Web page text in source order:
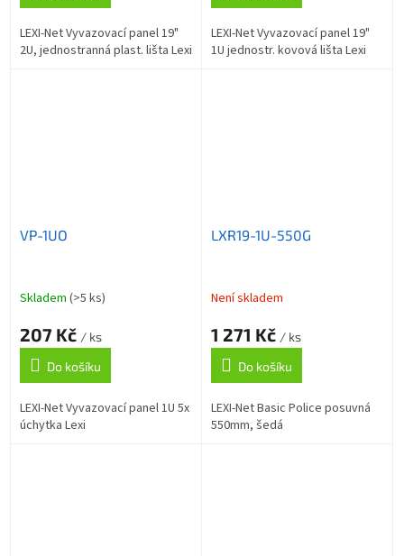
LEXI-Net Vyvazovací panel 19"
2U, jednostranná plast. lišta Lexi
LEXI-Net Vyvazovací panel 19"
1U jednostr. kovová lišta Lexi
VP-1UO
Skladem (>5 ks)
207 Kč / ks
Do košíku
LEXI-Net Vyvazovací panel 1U 5x
úchytka Lexi
LXR19-1U-550G
Není skladem
1 271 Kč / ks
Do košíku
LEXI-Net Basic Police posuvná
550mm, šedá